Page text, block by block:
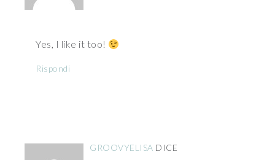
Yes, I like it too!
Rispondi
GROOVYELISA DICE